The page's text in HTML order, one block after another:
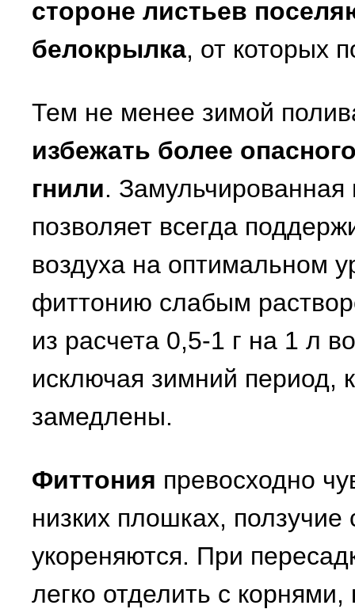
стороне листьев
белокрылка, от которых
Тем не менее зимой
избежать более
гнили.
позволяет всегда
воздуха на оптимальном
фиттонию слабым
из расчета 0,5-1 г на 1 л
исключая зимний период,
замедлены.
Фиттония превосходно
низких плошках,
укореняются. При
легко отделить с